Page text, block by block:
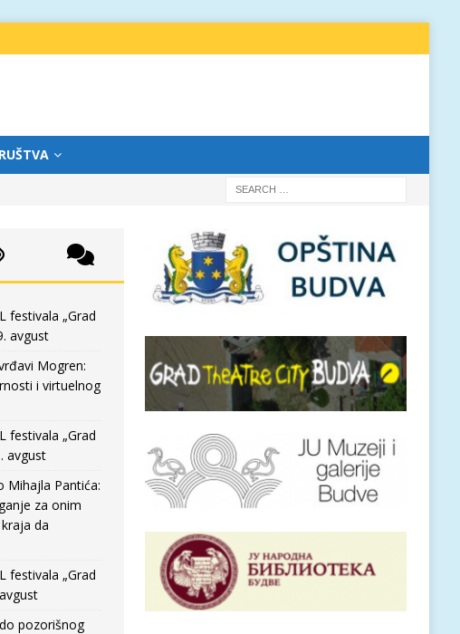
festivala „Grad
avgust
Mogren:
i virtuelnog
festivala „Grad
avgust
Mihajla Pantića:
za onim
da
festivala „Grad
pozorišnog